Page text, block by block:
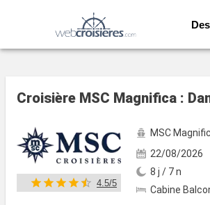
Voir les 128 autres photos
Croisière MSC Magnifica :
4.5/5
MSC
22/08/2026
8 j / 7 n
Cabine